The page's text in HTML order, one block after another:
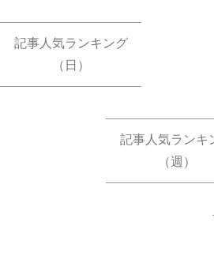
記事人気ランキング
（日）
記事人気ランキ
（週）